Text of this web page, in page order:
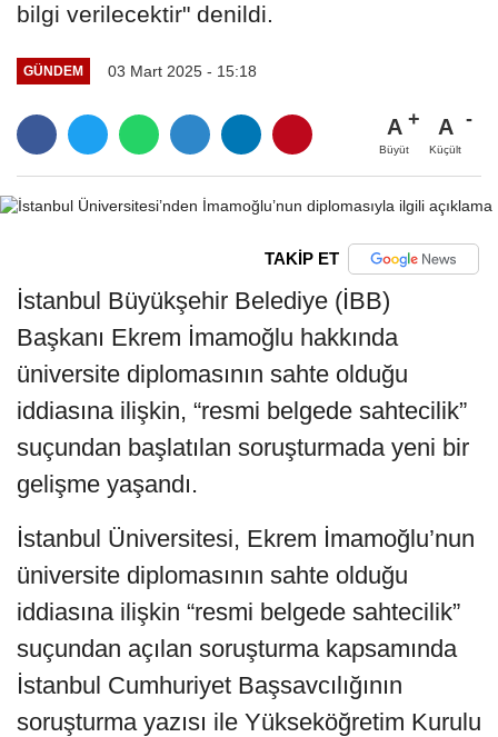
bilgi verilecektir" denildi.
GÜNDEM 03 Mart 2025 - 15:18
A
Büyüt
A
Küçült
TAKİP ET
İstanbul Büyükşehir Belediye (İBB)
Başkanı Ekrem İmamoğlu hakkında
üniversite diplomasının sahte olduğu
iddiasına ilişkin, “resmi belgede sahtecilik”
suçundan başlatılan soruşturmada yeni bir
gelişme yaşandı.
İstanbul Üniversitesi, Ekrem İmamoğlu’nun
üniversite diplomasının sahte olduğu
iddiasına ilişkin “resmi belgede sahtecilik”
suçundan açılan soruşturma kapsamında
İstanbul Cumhuriyet Başsavcılığının
soruşturma yazısı ile Yükseköğretim Kurulu